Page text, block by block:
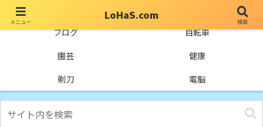
ブログ
自転車
園芸
健康
剃刀
電脳
メニュー
LoHaS.com
検索